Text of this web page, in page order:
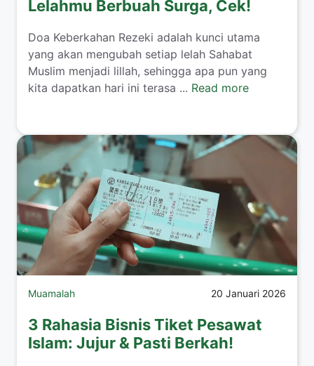
Lelahmu Berbuah Surga, Cek!
​Doa Keberkahan Rezeki adalah kunci utama
yang akan mengubah setiap lelah Sahabat
Muslim menjadi lillah, sehingga apa pun yang
kita dapatkan hari ini terasa ... Read more
Muamalah 20 Januari 2026
3 Rahasia Bisnis Tiket Pesawat
Islam: Jujur & Pasti Berkah!